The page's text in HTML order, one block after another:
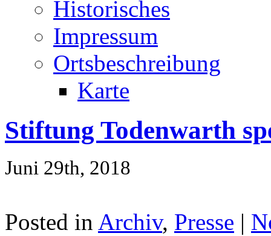
Historisches
Impressum
Ortsbeschreibung
Karte
Stiftung Todenwarth
Juni 29th, 2018
Posted in Archiv, Presse |